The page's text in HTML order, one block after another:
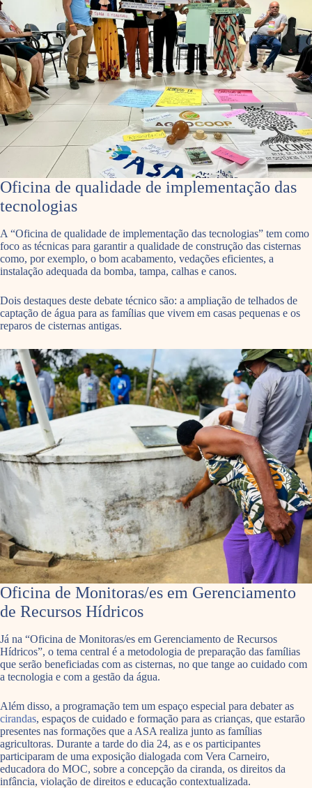
Oficina de qualidade de implementação das
tecnologias
A “Oficina de qualidade de implementação das tecnologias” tem como
foco as técnicas para garantir a qualidade de construção das cisternas
como, por exemplo, o bom acabamento, vedações eficientes, a
instalação adequada da bomba, tampa, calhas e canos.
Dois destaques deste debate técnico são: a ampliação de telhados de
captação de água para as famílias que vivem em casas pequenas e os
reparos de cisternas antigas.
Oficina de Monitoras/es em Gerenciamento
de Recursos Hídricos
Já na “Oficina de Monitoras/es em Gerenciamento de Recursos
Hídricos”, o tema central é a metodologia de preparação das famílias
que serão beneficiadas com as cisternas, no que tange ao cuidado com
a tecnologia e com a gestão da água.
Além disso, a programação tem um espaço especial para debater as
cirandas, espaços de cuidado e formação para as crianças, que estarão
presentes nas formações que a ASA realiza junto as famílias
agricultoras. Durante a tarde do dia 24, as e os participantes
participaram de uma exposição dialogada com Vera Carneiro,
educadora do MOC, sobre a concepção da ciranda, os direitos da
infância, violação de direitos e educação contextualizada.